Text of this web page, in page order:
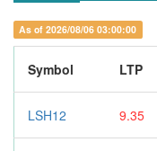
As of 2026/08/06 03:00:00
Symbol LTP
LSH12 9.35